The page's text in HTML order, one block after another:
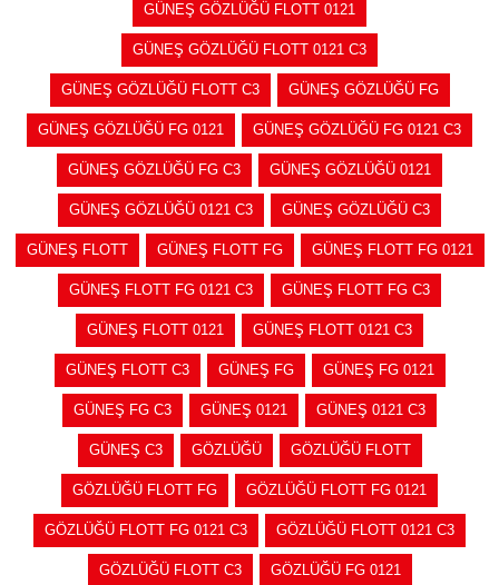
GÜNEŞ GÖZLÜĞÜ FLOTT 0121
GÜNEŞ GÖZLÜĞÜ FLOTT 0121 C3
GÜNEŞ GÖZLÜĞÜ FLOTT C3 GÜNEŞ GÖZLÜĞÜ FG
GÜNEŞ GÖZLÜĞÜ FG 0121 GÜNEŞ GÖZLÜĞÜ FG 0121 C3
GÜNEŞ GÖZLÜĞÜ FG C3 GÜNEŞ GÖZLÜĞÜ 0121
GÜNEŞ GÖZLÜĞÜ 0121 C3 GÜNEŞ GÖZLÜĞÜ C3
GÜNEŞ FLOTT GÜNEŞ FLOTT FG GÜNEŞ FLOTT FG 0121
GÜNEŞ FLOTT FG 0121 C3 GÜNEŞ FLOTT FG C3
GÜNEŞ FLOTT 0121 GÜNEŞ FLOTT 0121 C3
GÜNEŞ FLOTT C3 GÜNEŞ FG GÜNEŞ FG 0121
GÜNEŞ FG C3 GÜNEŞ 0121 GÜNEŞ 0121 C3
GÜNEŞ C3 GÖZLÜĞÜ GÖZLÜĞÜ FLOTT
GÖZLÜĞÜ FLOTT FG GÖZLÜĞÜ FLOTT FG 0121
GÖZLÜĞÜ FLOTT FG 0121 C3 GÖZLÜĞÜ FLOTT 0121 C3
GÖZLÜĞÜ FLOTT C3 GÖZLÜĞÜ FG 0121